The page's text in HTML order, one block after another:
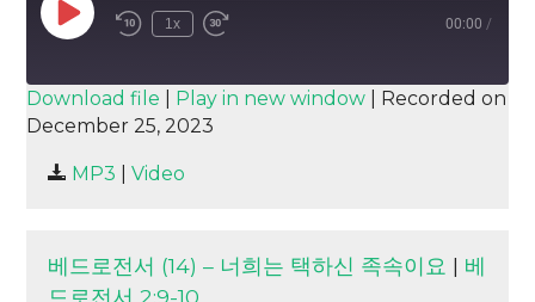
Play
Episode
1x 00:00 /
SUBSCRIBE SHARE
SHARE
LINK
Download file Play in new window
Recorded on
December 25, 2023
MP3 Video
베드로전서 (14) – 너희는 택하신 족속이요 | 베
드로전서 2:9-10